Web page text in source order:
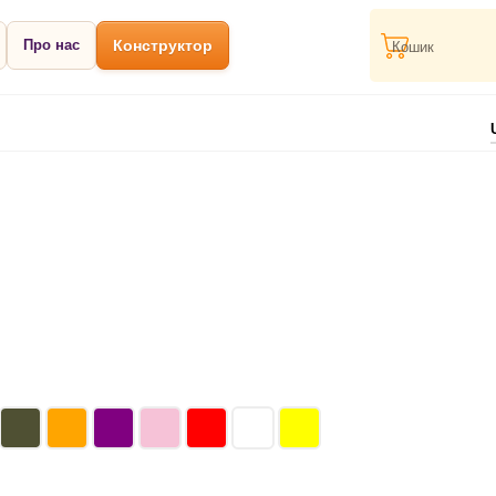
Про нас Конструктор Кошик